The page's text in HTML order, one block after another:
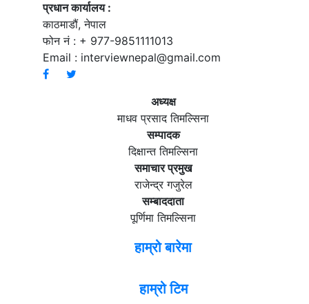
प्रधान कार्यालय :
काठमाडौं, नेपाल
फोन नं : + 977-9851111013
Email : interviewnepal@gmail.com
अध्यक्ष
माधव प्रसाद तिमल्सिना
सम्पादक
दिक्षान्त तिमल्सिना
समाचार प्रमुख
राजेन्द्र गजुरेल
सम्बाददाता
पूर्णिमा तिमल्सिना
हाम्रो बारेमा
हाम्रो टिम